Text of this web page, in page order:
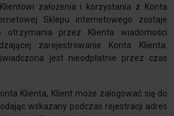
założenia i korzystania z Konta
Sklepu internetowego zostaje
przez Klienta wiadomości
zarejestrowanie Konta Klienta.
jest nieodpłatnie przez czas
Klienta, Klient może zalogować się do
wskazany podczas rejestracji adres